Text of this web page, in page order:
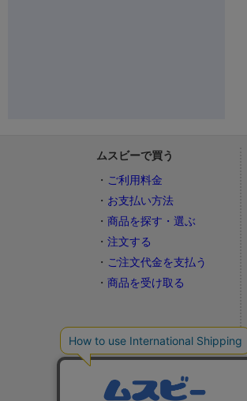
ムスビーで買う
ご利用料金
お支払い方法
商品を探す・選ぶ
注文する
ご注文代金を支払う
商品を受け取る